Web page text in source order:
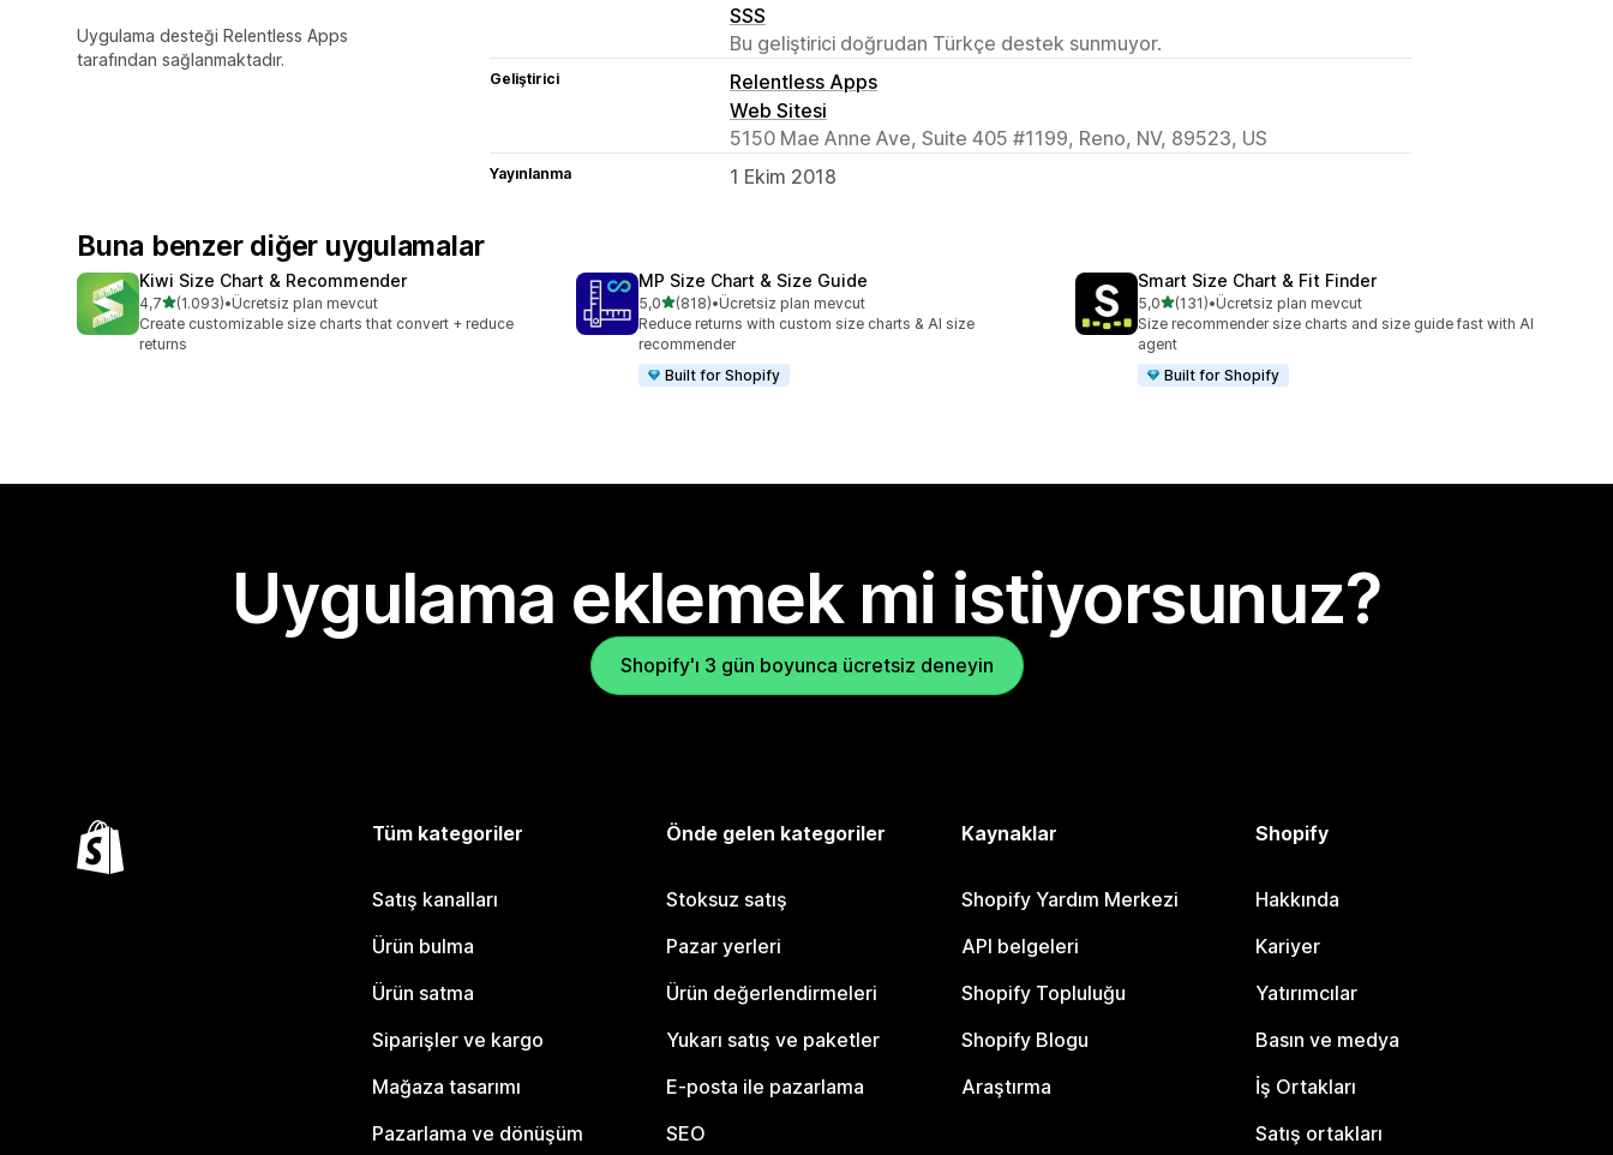
Uygulama desteği Relentless Apps
tarafından sağlanmaktadır.
SSS
Bu geliştirici doğrudan Türkçe destek sunmuyor.
Geliştirici
Relentless Apps
Web Sitesi
5150 Mae Anne Ave, Suite 405 #1199, Reno, NV, 89523, US
Yayınlanma 1 Ekim 2018
Buna benzer diğer uygulamalar
Kiwi Size Chart & Recommender
4,75 yıldız üzerinden
(1.093)
toplam 1093 değerlendirme
•Ücretsiz plan mevcut
Create customizable size charts that convert + reduce
returns
MP Size Chart & Size Guide
5,05 yıldız üzerinden
(818)
toplam 818 değerlendirme
•Ücretsiz plan mevcut
Reduce returns with custom size charts & AI size
recommender
Built for Shopify
Smart Size Chart & Fit Finder
5,05 yıldız üzerinden
(131)
toplam 131 değerlendirme
•Ücretsiz plan mevcut
Size recommender size charts and size guide fast with AI
agent
Built for Shopify
Uygulama eklemek mi istiyorsunuz?
Shopify'ı 3 gün boyunca ücretsiz deneyin
Tüm kategoriler
Satış kanalları
Ürün bulma
Ürün satma
Siparişler ve kargo
Mağaza tasarımı
Pazarlama ve dönüşüm
Önde gelen kategoriler
Stoksuz satış
Pazar yerleri
Ürün değerlendirmeleri
Yukarı satış ve paketler
E-posta ile pazarlama
SEO
Kaynaklar
Shopify Yardım Merkezi
API belgeleri
Shopify Topluluğu
Shopify Blogu
Araştırma
Shopify
Hakkında
Kariyer
Yatırımcılar
Basın ve medya
İş Ortakları
Satış ortakları